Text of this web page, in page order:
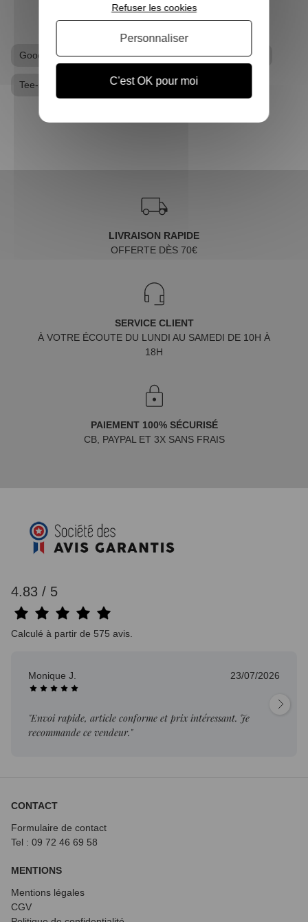
Goodies Marvel Goodies Punisher T-shirt geek
Tee-shirt Punisher
LIVRAISON RAPIDE
OFFERTE DÈS 70€
SERVICE CLIENT
À VOTRE ÉCOUTE DU LUNDI AU SAMEDI DE 10H À
18H
PAIEMENT 100% SÉCURISÉ
CB, PAYPAL ET 3X SANS FRAIS
4.83 / 5
Calculé à partir de 575 avis.
Monique J. 23/07/2026
"Envoi rapide, article conforme et prix intéressant. Je
recommande ce vendeur."
CONTACT
Formulaire de contact
Tel : 09 72 46 69 58
MENTIONS
Mentions légales
CGV
C'est OK pour moi
Refuser les cookies
Personnaliser